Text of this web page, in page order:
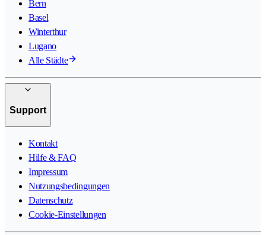
Bern
Basel
Winterthur
Lugano
Alle Städte
Support
Kontakt
Hilfe & FAQ
Impressum
Nutzungsbedingungen
Datenschutz
Cookie-Einstellungen